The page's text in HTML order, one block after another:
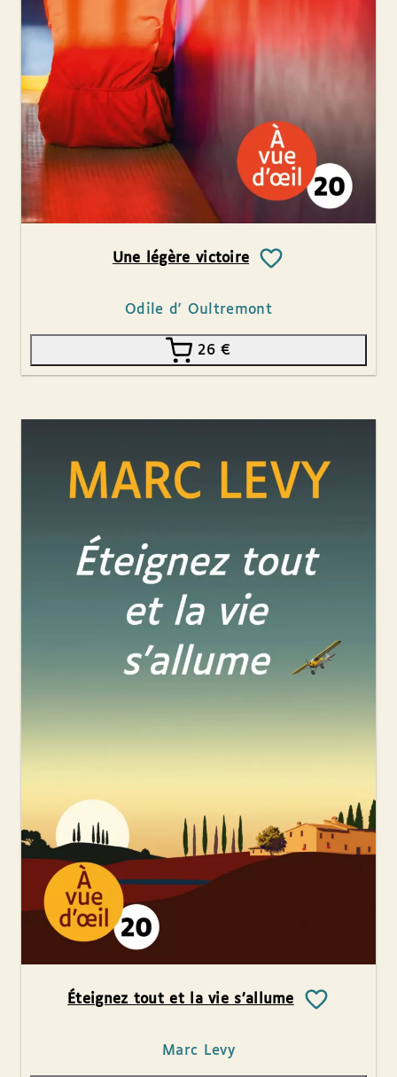
Une légère victoire
Odile d' Oultremont
26€
Éteignez tout et la vie s’allume
Marc Levy